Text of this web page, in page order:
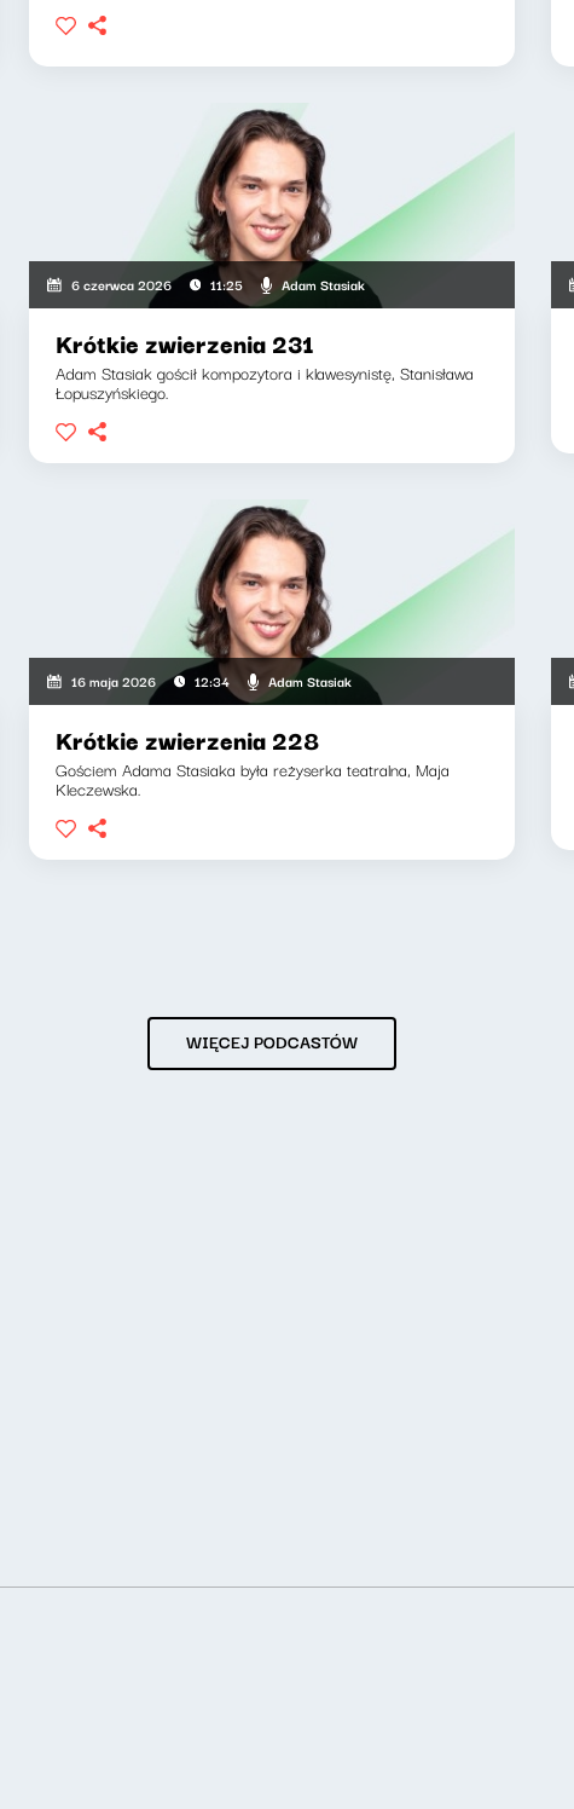
6 czerwca 2026 11:25 Adam Stasiak
Krótkie zwierzenia 231
Adam Stasiak gościł kompozytora i klawesynistę, Stanisława
Łopuszyńskiego.
16 maja 2026 12:34 Adam Stasiak
Krótkie zwierzenia 228
Gościem Adama Stasiaka była reżyserka teatralna, Maja
Kleczewska.
WIĘCEJ PODCASTÓW